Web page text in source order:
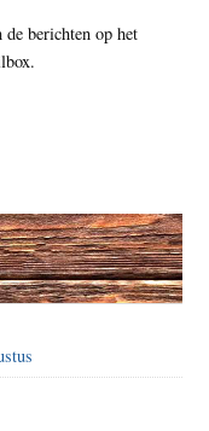
berichten op het